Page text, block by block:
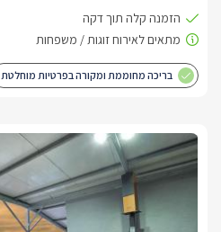
בריכה מחוממת ומקורה בפרטיות מוחלטת